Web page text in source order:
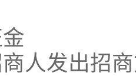
人发出招